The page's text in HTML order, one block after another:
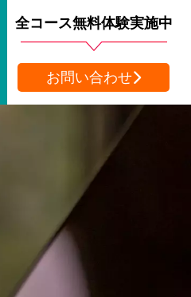
全コース無料体験実施中
お問い合わせ